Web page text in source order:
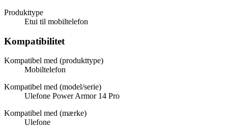
Produkttype
Etui til mobiltelefon
Kompatibilitet
Kompatibel med (produkttype)
Mobiltelefon
Kompatibel med (model/serie)
Ulefone Power Armor 14 Pro
Kompatibel med (mærke)
Ulefone